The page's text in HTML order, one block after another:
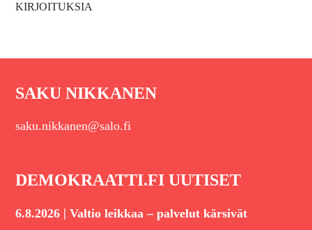
KIRJOITUKSIA
SAKU NIKKANEN
saku.nikkanen@salo.fi
DEMOKRAATTI.FI UUTISET
6.8.2026 |Valtio leikkaa – palvelut kärsivät